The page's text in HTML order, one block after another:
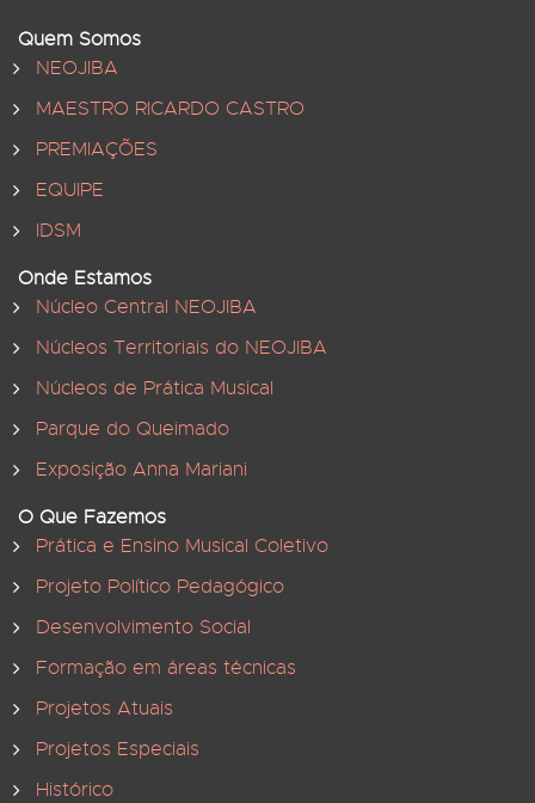
Quem Somos
NEOJIBA
MAESTRO RICARDO CASTRO
PREMIAÇÕES
EQUIPE
IDSM
Onde Estamos
Núcleo Central NEOJIBA
Núcleos Territoriais do NEOJIBA
Núcleos de Prática Musical
Parque do Queimado
Exposição Anna Mariani
O Que Fazemos
Prática e Ensino Musical Coletivo
Projeto Político Pedagógico
Desenvolvimento Social
Formação em áreas técnicas
Projetos Atuais
Projetos Especiais
Histórico